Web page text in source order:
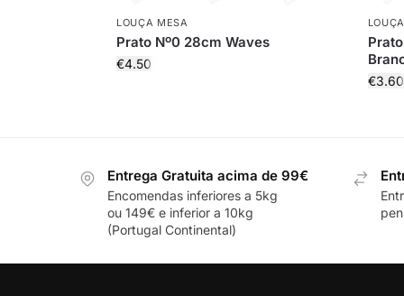
LOUÇA MESA
Prato Nº0 28cm Waves
€4.50
€3.60
Entrega Gratuita acima de 99€
Encomendas inferiores a 5kg
ou 149€ e inferior a 10kg
(Portugal Continental)